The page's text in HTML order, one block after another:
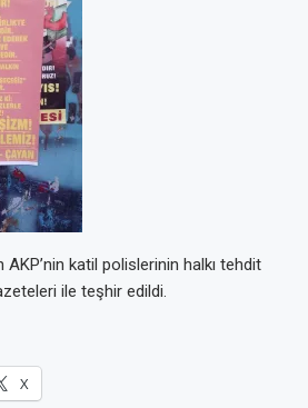
katil polislerinin halkı tehdit
ile teşhir edildi.
X